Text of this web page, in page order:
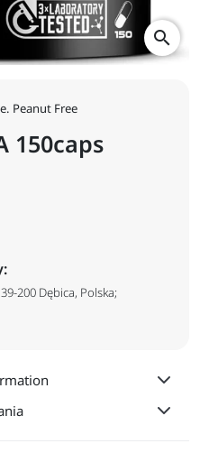
search
Peanut Free
150caps
200 Dębica, Polska;